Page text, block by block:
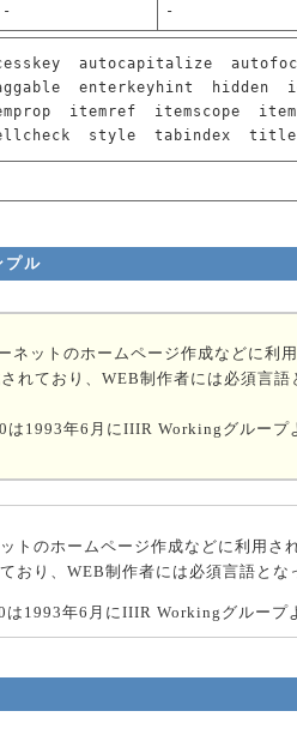
- -
autocapitalize
enterkeyhint hidden
itemref itemscope
style tabindex title
プル
ネットのホームページ作成などに利
れており、WEB制作者には必須言語
は1993年6月にIIIR Workingグループ
トのホームページ作成などに利用さ
おり、WEB制作者には必須言語とな
は1993年6月にIIIR Workingグループ